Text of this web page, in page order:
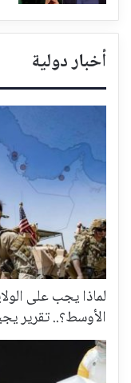
أخبار دولية
لماذا يجب على
الأوسط؟.. تقرير